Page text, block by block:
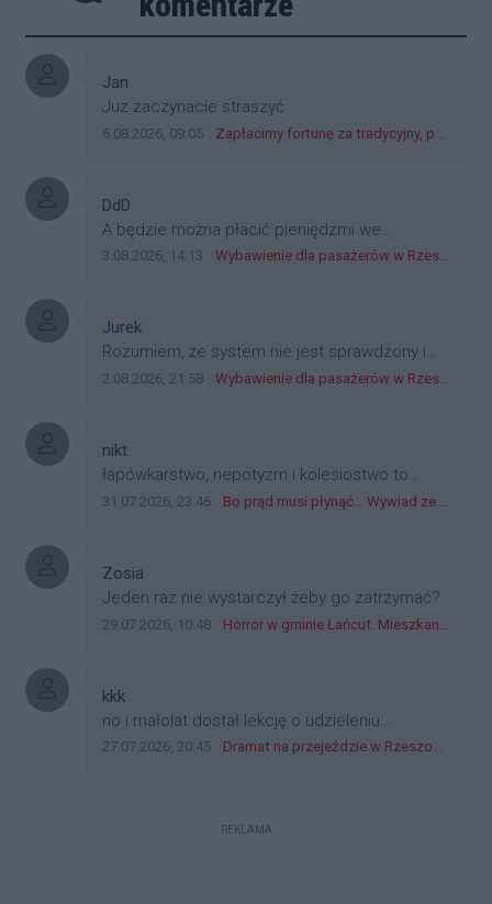
Autor komentarza:
Jan
Treść komentarza:
Juz zaczynacie straszyć
Data dodania komentarza:
6.08.2026, 09:05 Źródło komentarza:
Zapłacimy fortunę za tradycyjny, polski obiad?! Ceny ziemniaków w skupach skoczyły o 265 procent!
Autor komentarza:
DdD
Treść komentarza:
A będzie można płacić pieniędzmi we
wszystkich? Bo banknoty emitowane przez
plastik czy inne bliki. Zakrawa na
dyskryminację.
Data dodania komentarza:
3.08.2026, 14:13 Źródło komentarza:
Wybawienie dla pasażerów w Rzeszowie? W mieście ruszyły testy nowego rozwiązania
Autor komentarza:
Jurek
Treść komentarza:
Rozumiem, że system nie jest sprawdzony i
przetestowany. Wybieram się z mim młodym
przejazdów dadzą radę. Albo ogarną, jak to
teraz młode ludzie mówią.
Data dodania komentarza:
2.08.2026, 21:58 Źródło komentarza:
Wybawienie dla pasażerów w Rzeszowie? W mieście ruszyły testy nowego rozwiązania
Autor komentarza:
nikt
Treść komentarza:
łapówkarstwo, nepotyzm i kolesiostwo to
norma w pge dystrybucja rzeszów, takie ***e
zagorzali pisowcy
Data dodania komentarza:
31.07.2026, 23:46 Źródło komentarza:
Bo prąd musi płynąć... Wywiad ze Zbigniewem Możdżeniem - Dyrektorem Generalnym Oddziału PGE Dystrybucja w Rzeszowie
Autor komentarza:
Zosia
Treść komentarza:
Jeden raz nie wystarczył żeby go zatrzymać?
Data dodania komentarza:
29.07.2026, 10:48 Źródło komentarza:
Horror w gminie Łańcut. Mieszkaniec Rzeszowa terroryzował rodzinę nożem i zaatakował policjantów! [VIDEO]
Autor komentarza:
kkk
Treść komentarza:
no i małolat dostał lekcję o udzieleniu
pierwszeństwa
Data dodania komentarza:
27.07.2026, 20:45 Źródło komentarza:
Dramat na przejeździe w Rzeszowie. 16-latek na hulajnodze wjechał wprost pod szynobus
REKLAMA